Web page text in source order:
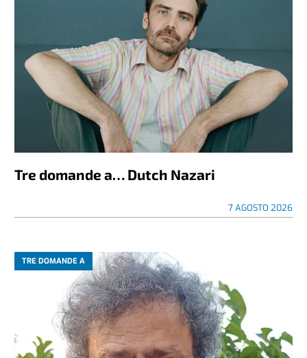
Tre domande a… Dutch Nazari
7 AGOSTO 2026
TRE DOMANDE A